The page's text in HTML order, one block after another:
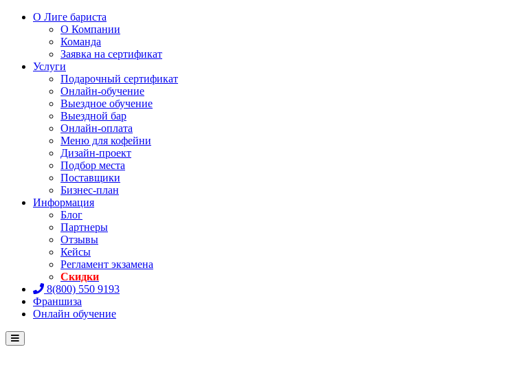
О Лиге бариста
О Компании
Команда
Заявка на сертификат
Услуги
Подарочный сертификат
Онлайн-обучение
Выездное обучение
Выездной бар
Онлайн-оплата
Меню для кофейни
Дизайн-проект
Подбор места
Поставщики
Бизнес-план
Информация
Блог
Партнеры
Отзывы
Кейсы
Регламент экзамена
Скидки
8(800) 550 9193
Франшиза
Онлайн обучение
Menu